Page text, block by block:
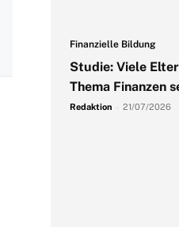
Finanzielle Bildung
Studie: Viele
Thema Finanzen
Redaktion 21/07/2026